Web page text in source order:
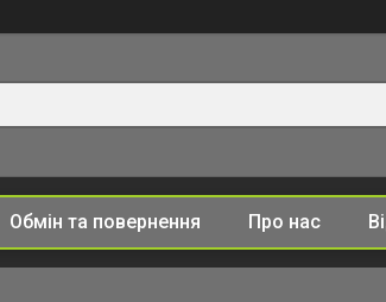
Обмін та повернення Про нас